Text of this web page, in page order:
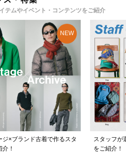
テムやイベント・コンテンツをご紹介
ジ×ブランド古着で作るスタ
！
スタッフが
をご紹介！